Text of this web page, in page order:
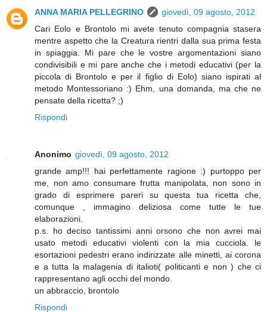
ANNA MARIA PELLEGRINO
giovedì, 09 agosto, 2012
Cari Eolo e Brontolo mi avete tenuto compagnia stasera
mentre aspetto che la Creatura rientri dalla sua prima festa
in spiaggia. Mi pare che le vostre argomentazioni siano
condivisibili e mi pare anche che i metodi educativi (per la
piccola di Brontolo e per il figlio di Eolo) siano ispirati al
metodo Montessoriano :) Ehm, una domanda, ma che ne
pensate della ricetta? ;)
Rispondi
Anonimo giovedì, 09 agosto, 2012
grande amp!!! hai perfettamente ragione :) purtoppo per
me, non amo consumare frutta manipolata, non sono in
grado di esprimere pareri su questa tua ricetta che,
comunque , immagino deliziosa come tutte le tue
elaborazioni.
p.s. ho deciso tantissimi anni orsono che non avrei mai
usato metodi educativi violenti con la mia cucciola. le
esortazioni pedestri erano indirizzate alle minetti, ai corona
e a tutta la malagenia di italioti( politicanti e non ) che ci
rappresentano agli occhi del mondo.
un abbraccio, brontolo
Rispondi